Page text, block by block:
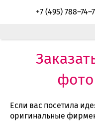
+7 (495)
Если вас посетила
оригинальные